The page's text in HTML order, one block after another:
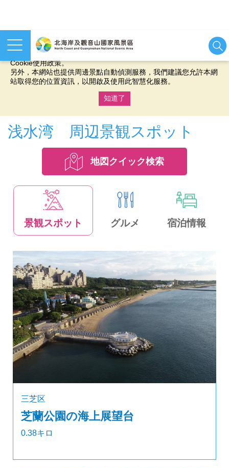
本網站使用cookies等相關技術以持續優化網站服務，並有助於為
您提供更佳的體驗，當您繼續使用本網站即表示您同意我們的
Cookie使用政策。
另外，本網站也提供周邊景點自動偵測服務，我們建議您允許本網
站取得您的位置資訊，以開啟及使用此智慧化服務。
知道了
浅水湾 周辺景観スポット
地図クイック検索
景観スポット グルメ 宿泊情報
三芝区
芝蘭公園の海上展望台
0.38キロ